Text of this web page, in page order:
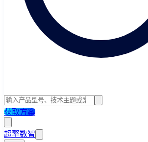
获取方案
超擎数智